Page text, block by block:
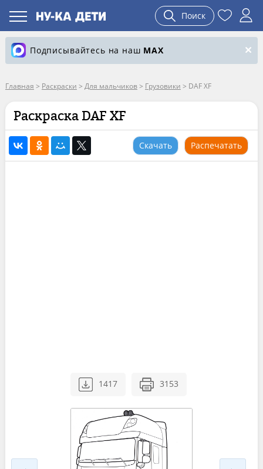
Поиск
Подписывайтесь на наш MAX
Главная > Раскраски > Для мальчиков> Грузовики > DAF XF
Раскраска DAF XF
Скачать Распечатать
1417 3153